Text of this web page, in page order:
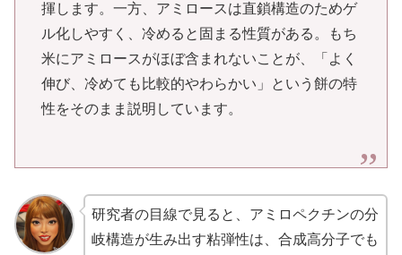
揮します。一方、アミロースは直鎖構造のためゲ
ル化しやすく、冷めると固まる性質がある。もち
米にアミロースがほぼ含まれないことが、「よく
伸び、冷めても比較的やわらかい」という餅の特
性をそのまま説明しています。
研究者の目線で見ると、アミロペクチンの分
岐構造が生み出す粘弾性は、合成高分子でも